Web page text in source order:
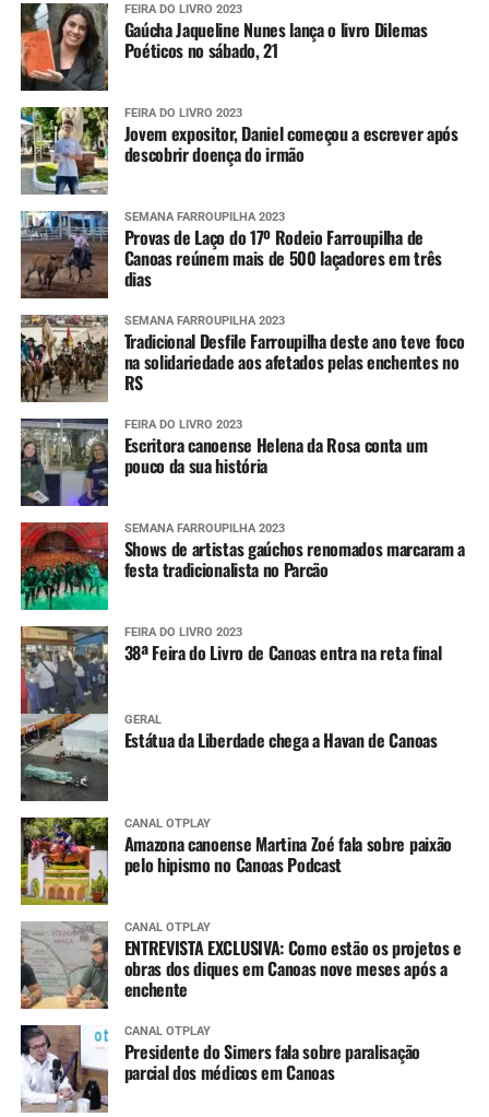
FEIRA DO LIVRO 2023
Gaúcha Jaqueline Nunes lança o livro Dilemas
Poéticos no sábado, 21
FEIRA DO LIVRO 2023
Jovem expositor, Daniel começou a escrever após
descobrir doença do irmão
SEMANA FARROUPILHA 2023
Provas de Laço do 17º Rodeio Farroupilha de
Canoas reúnem mais de 500 laçadores em três
dias
SEMANA FARROUPILHA 2023
Tradicional Desfile Farroupilha deste ano teve foco
na solidariedade aos afetados pelas enchentes no
RS
FEIRA DO LIVRO 2023
Escritora canoense Helena da Rosa conta um
pouco da sua história
SEMANA FARROUPILHA 2023
Shows de artistas gaúchos renomados marcaram a
festa tradicionalista no Parcão
FEIRA DO LIVRO 2023
38ª Feira do Livro de Canoas entra na reta final
GERAL
Estátua da Liberdade chega a Havan de Canoas
CANAL OTPLAY
Amazona canoense Martina Zoé fala sobre paixão
pelo hipismo no Canoas Podcast
CANAL OTPLAY
ENTREVISTA EXCLUSIVA: Como estão os projetos e
obras dos diques em Canoas nove meses após a
enchente
CANAL OTPLAY
Presidente do Simers fala sobre paralisação
parcial dos médicos em Canoas